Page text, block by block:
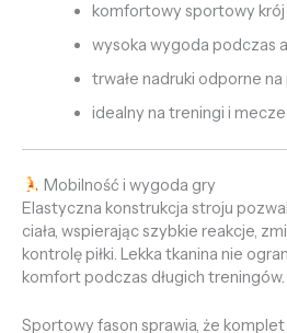
komfortowy sportowy krój
wysoka wygoda podczas
trwałe nadruki odporne na
idealny na treningi i mecze
Mobilność i wygoda gry
Elastyczna konstrukcja stroju
ciała, wspierając szybkie reakcje,
kontrolę piłki. Lekka tkanina nie
komfort podczas długich treningów.
Sportowy fason sprawia, że